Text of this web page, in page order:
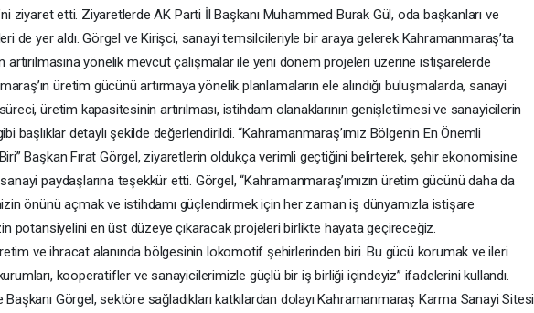
ziyaret etti. Ziyaretlerde AK Parti İl Başkanı Muhammed Burak Gül, oda başkanları ve
de yer aldı. Görgel ve Kirişci, sanayi temsilcileriyle bir araya gelerek Kahramanmaraş’ta
artırılmasına yönelik mevcut çalışmalar ile yeni dönem projeleri üzerine istişarelerde
üretim gücünü artırmaya yönelik planlamaların ele alındığı buluşmalarda, sanayi
üretim kapasitesinin artırılması, istihdam olanaklarının genişletilmesi ve sanayicilerin
başlıklar detaylı şekilde değerlendirildi. “Kahramanmaraş’ımız Bölgenin En Önemli
Başkan Fırat Görgel, ziyaretlerin oldukça verimli geçtiğini belirterek, şehir ekonomisine
paydaşlarına teşekkür etti. Görgel, “Kahramanmaraş’ımızın üretim gücünü daha da
önünü açmak ve istihdamı güçlendirmek için her zaman iş dünyamızla istişare
potansiyelini en üst düzeye çıkaracak projeleri birlikte hayata geçireceğiz.
ve ihracat alanında bölgesinin lokomotif şehirlerinden biri. Bu gücü korumak ve ileri
kooperatifler ve sanayicilerimizle güçlü bir iş birliği içindeyiz” ifadelerini kullandı.
Görgel, sektöre sağladıkları katkılardan dolayı Kahramanmaraş Karma Sanayi Sitesi